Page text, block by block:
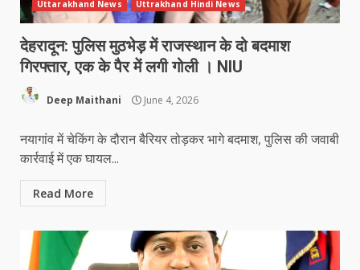
Uttarakhand News Uttrakhand Hindi News
देहरादून: पुलिस मुठभेड़ में राजस्थान के दो बदमाश
गिरफ्तार, एक के पैर में लगी गोली । NIU
Deep Maithani June 4, 2026
नयागांव में चेकिंग के दौरान बैरियर तोड़कर भागे बदमाश, पुलिस की जवाबी
कार्रवाई में एक घायल...
Read More